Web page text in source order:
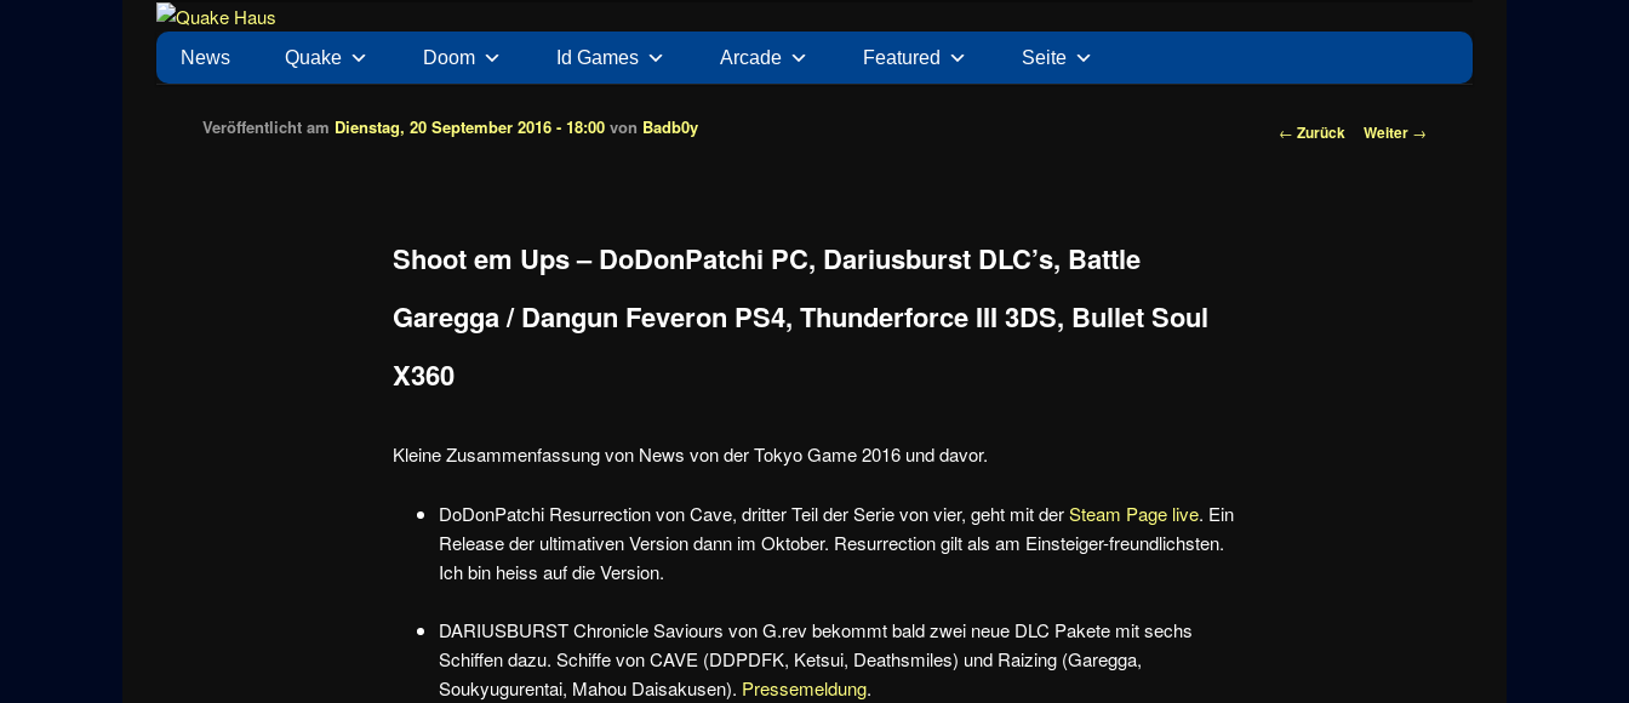
Quake Haus
News zu Quake, Doom, FPS, Arcade
Hauptmenü
News Quake Doom Id Games Arcade Featured Seite
Beitragsnavigation
← Zurück Weiter →
Shoot em Ups – DoDonPatchi PC, Dariusburst DLC’s, Battle
Garegga / Dangun Feveron PS4, Thunderforce III 3DS, Bullet Soul
X360
Veröffentlicht am Dienstag, 20 September 2016 - 18:00 von Badb0y
Kleine Zusammenfassung von News von der Tokyo Game 2016 und davor.
DoDonPatchi Resurrection von Cave, dritter Teil der Serie von vier, geht mit derSteam Page live. Ein
Release der ultimativen Version dann im Oktober. Resurrection gilt als am Einsteiger-freundlichsten.
Ich bin heiss auf die Version.
DARIUSBURST Chronicle Saviours von G.rev bekommt bald zwei neue DLC Pakete mit sechs
Schiffen dazu. Schiffe von CAVE (DDPDFK, Ketsui, Deathsmiles) und Raizing (Garegga,
Soukyugurentai, Mahou Daisakusen). Pressemeldung.